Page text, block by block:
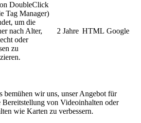
DoubleClick
Tag Manager)
um die
nach Alter,
oder
zu
2 Jahre HTML Google
wir uns, unser Angebot für
Bereitstellung von Videoinhalten oder
wie Karten zu verbessern.